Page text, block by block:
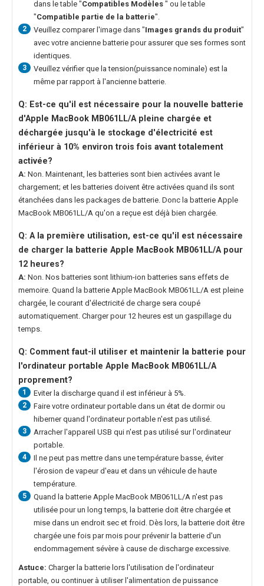
dans le table "Compatibles Modèles " ou le table
"Compatible partie de la batterie".
2 Veuillez comparer l'image dans "Images grands du produit"
avec votre ancienne batterie pour assurer que ses formes sont
identiques.
3
Veuillez vérifier que la tension(puissance nominale) est la
même par rapport à l'ancienne batterie.
Q: Est-ce qu'il est nécessaire pour la nouvelle batterie
d'Apple MacBook MB061LL/A pleine chargée et
déchargée jusqu'à le stockage d'électricité est
inférieur à 10% environ trois fois avant totalement
activée?
A: Non. Maintenant, les batteries sont bien activées avant le
chargement; et les batteries doivent être activées quand ils sont
étanchées dans les packages de batterie. Donc la batterie Apple
MacBook MB061LL/A qu'on a reçue est déjà bien chargée.
Q: A la première utilisation, est-ce qu'il est nécessaire
de charger la batterie Apple MacBook MB061LL/A pour
12 heures?
A: Non. Nos batteries sont lithium-ion batteries sans effets de
memoire. Quand la batterie Apple MacBook MB061LL/A est pleine
chargée, le courant d'électricité de charge sera coupé
automatiquement. Charger pour 12 heures est un gaspillage du
temps.
Q: Comment faut-il utiliser et maintenir la batterie pour
l'ordinateur portable Apple MacBook MB061LL/A
proprement?
1 Eviter la discharge quand il est inférieur à 5%.
2
Faire votre ordinateur portable dans un état de dormir ou
hiberner quand l'ordinateur portable n'est pas utilisé.
3
Arracher l'appareil USB qui n'est pas utilisé sur l'ordinateur
portable.
4
Il ne peut pas mettre dans une température basse, éviter
l'érosion de vapeur d'eau et dans un véhicule de haute
température.
5 Quand la batterie Apple MacBook MB061LL/A n'est pas
utilisée pour un long temps, la batterie doit être chargée et
mise dans un endroit sec et froid. Dès lors, la batterie doit être
chargée une fois par mois pour prévenir la batterie d'un
endommagement sévère à cause de discharge excessive.
Astuce: Charger la batterie lors l'utilisation de l'ordinateur
portable, ou continuer à utiliser l'alimentation de puissance